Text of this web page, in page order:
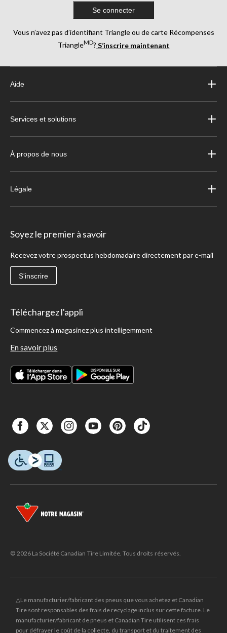
Se connecter
Vous n’avez pas d’identifiant Triangle ou de carte Récompenses
TriangleMD? S’inscrire maintenant
Aide
Services et solutions
À propos de nous
Légale
Soyez le premier à savoir
Recevez votre prospectus hebdomadaire directement par e-mail
S'inscrire
Téléchargez l'appli
Commencez à magasinez plus intelligemment
En savoir plus
© 2026 La Société Canadian Tire Limitée. Tous droits réservés.
△Le manufacturier/fabricant des pneus que vous achetez et Canadian
Tire sont responsables des frais de recyclage inclus sur cette facture. Le
manufacturier/fabricant de pneus et Canadian Tire utilisent ces frais
pour défrayer le coût de la collecte, du transport et du traitement des